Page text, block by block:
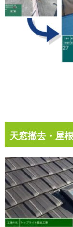
天窓撤去・屋